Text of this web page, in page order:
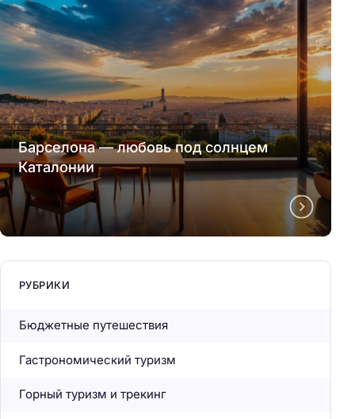
Барселона — любовь под солнцем
Каталонии
РУБРИКИ
Бюджетные путешествия
Гастрономический туризм
Горный туризм и трекинг